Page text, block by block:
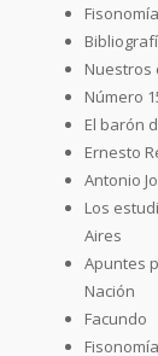
Nuestros
Número
El barón
Ernesto
Antonio
Los
Aires
Apuntes
Nación
Facundo